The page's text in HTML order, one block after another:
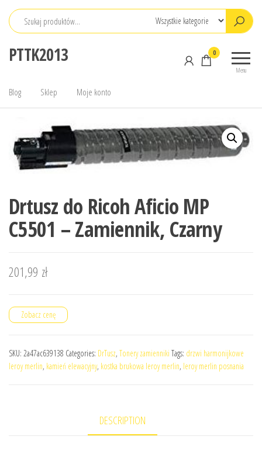
Przejdź
PTTK2013
Menu
0
Blog Sklep Moje konto
Drtusz do Ricoh Aficio MP
C5501 – Zamiennik, Czarny
201,99 zł
Zobacz cenę
SKU: 2a47ac639138 Categories: DrTusz, Tonery zamienniki Tags: drzwi harmonijkowe
leroy merlin, kamień elewacyjny, kostka brukowa leroy merlin, leroy merlin posnania
DESCRIPTION